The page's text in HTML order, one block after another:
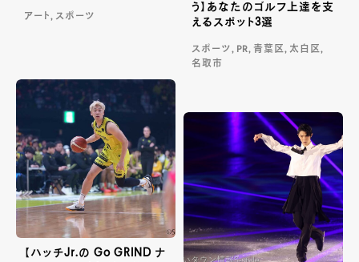
アート, スポーツ
う】あなたのゴルフ上達を支
えるスポット3選
スポーツ, PR, 青葉区, 太白区,
名取市
【ハッチJr.の Go GRIND ナ